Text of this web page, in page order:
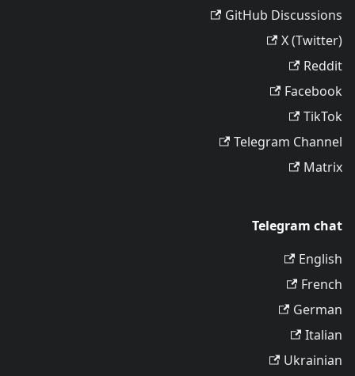
GitHub Discussions
X (Twitter)
Reddit
Facebook
TikTok
Telegram Channel
Matrix
Telegram chat
English
French
German
Italian
Ukrainian